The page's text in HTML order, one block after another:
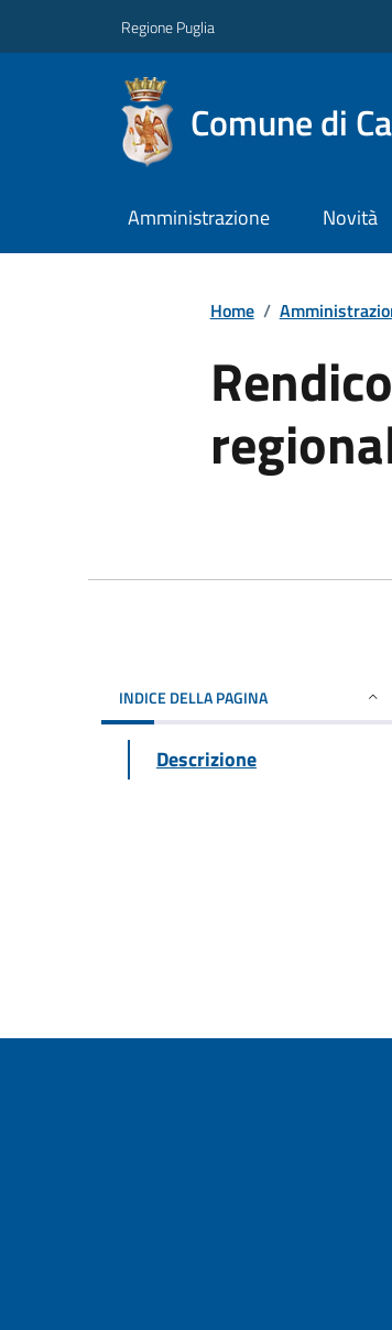
Regione Puglia
Comune di
Amministrazione Novità
Home /
INDICE DELLA PAGINA
Descrizione